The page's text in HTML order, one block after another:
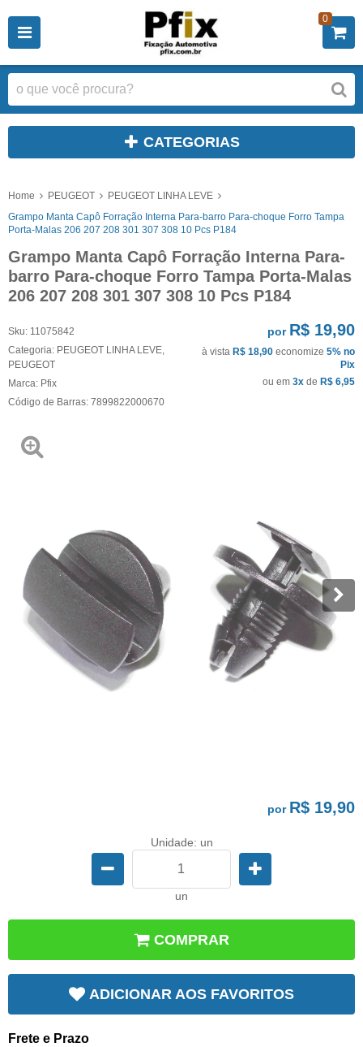
0
CATEGORIAS
Home PEUGEOT
PEUGEOT LINHA LEVE
Grampo Manta Capô Forração Interna Para-barro Para-choque Forro Tampa
Porta-Malas 206 207 208 301 307 308 10 Pcs P184
Grampo Manta Capô Forração Interna Para-
barro Para-choque Forro Tampa Porta-Malas
206 207 208 301 307 308 10 Pcs P184
Sku: 11075842
Categoria: PEUGEOT LINHA LEVE
PEUGEOT
Marca: Pfix
Código de Barras: 7899822000670
por R$ 19,90
à vista R$ 18,90 economize 5% no
Pix
ou em 3x de R$ 6,95
por R$ 19,90
Unidade: un
un
COMPRAR
ADICIONAR AOS FAVORITOS
Frete e Prazo